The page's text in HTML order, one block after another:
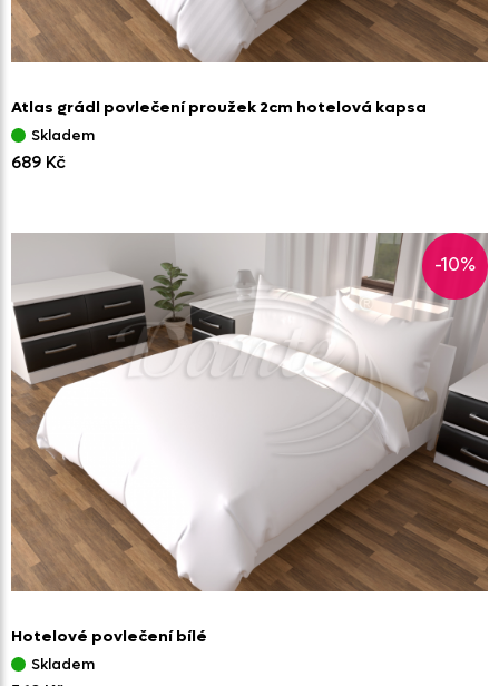
Atlas grádl povlečení proužek 2cm hotelová kapsa
Skladem
689 Kč
-10%
Hotelové povlečení bílé
Skladem